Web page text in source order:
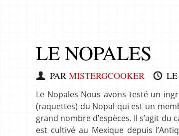
LE NOPALES
PAR MISTERGCOOKER LE
Le Nopales Nous avons testé un
(raquettes) du Nopal qui est un
grand nombre d’espèces. Il s’agit
est cultivé au Mexique depuis